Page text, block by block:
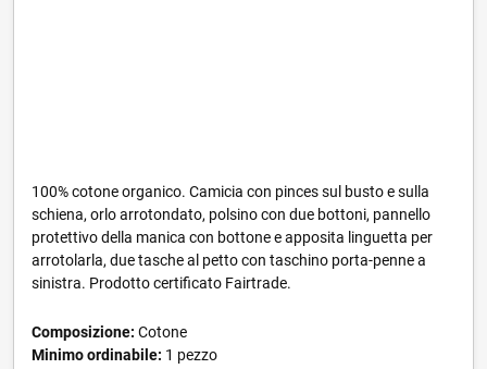
100% cotone organico. Camicia con pinces sul busto e sulla
schiena, orlo arrotondato, polsino con due bottoni, pannello
protettivo della manica con bottone e apposita linguetta per
arrotolarla, due tasche al petto con taschino porta-penne a
sinistra. Prodotto certificato Fairtrade.
Composizione: Cotone
Minimo ordinabile: 1 pezzo